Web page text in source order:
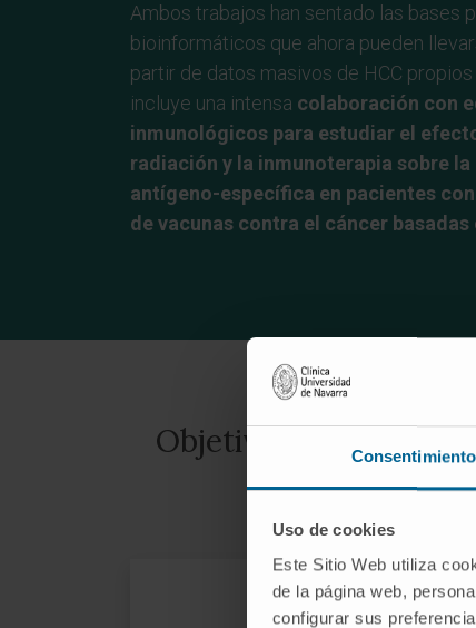
Consentimiento
Uso de cookies
Este Sitio Web utiliza
de la página web,
configurar sus
Ambos trabajos han sentado las bases
bioinformáticos que ahora pueden
partir de datos masivos de HCC
incluye una intensa colaboración con
inmunológicos para estudiar el
radiación y la inmunoterapia sobre
antígeno-específica en pacientes
de vacunas contra el cáncer
Objetivos del Grupo